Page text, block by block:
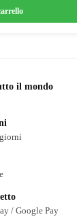
il mondo
/ Google Pay